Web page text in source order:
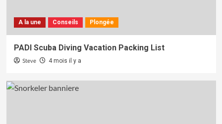
A la une Conseils Plongée
PADI Scuba Diving Vacation Packing List
Steve 4 mois il y a